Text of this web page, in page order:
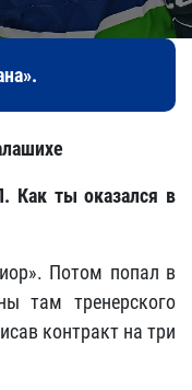
Как ты оказался в
Потом попал в
там тренерского
контракт на три